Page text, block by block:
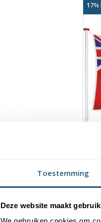
Toestemming
Deze website maakt
17